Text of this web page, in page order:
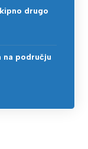
drugo
području